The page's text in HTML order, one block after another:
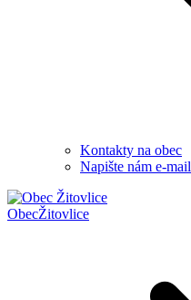
Kontakty na obec
Napište nám e-mail
ObecŽitovlice